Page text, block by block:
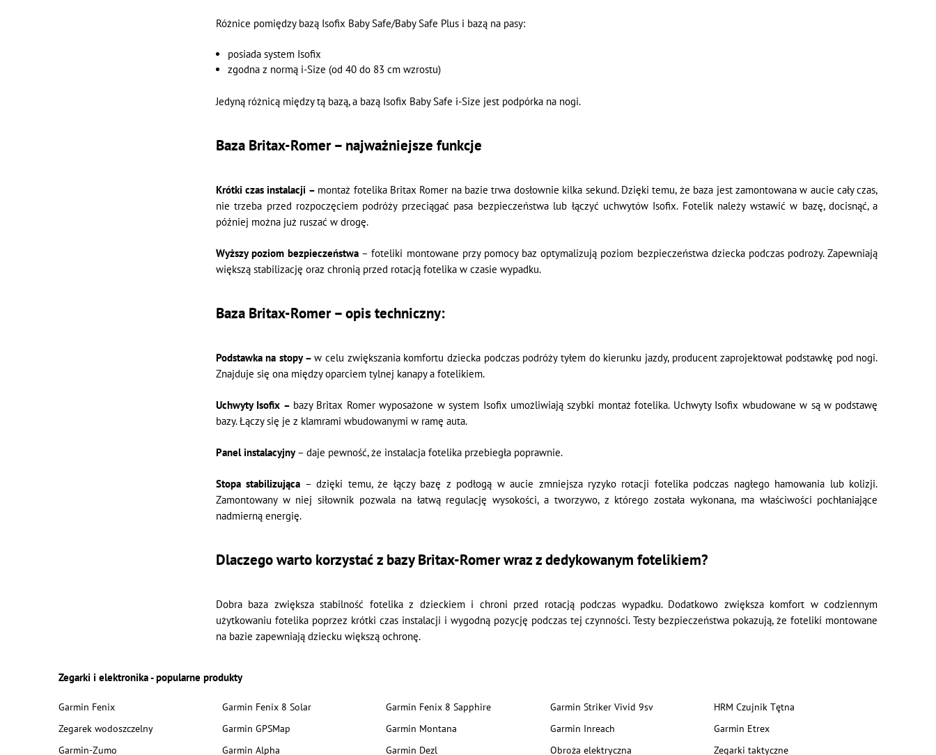
Różnice pomiędzy bazą Isofix Baby Safe/Baby Safe Plus i bazą na pasy:
posiada system Isofix
zgodna z normą i-Size (od 40 do 83 cm wzrostu)
Jedyną różnicą między tą bazą, a bazą Isofix Baby Safe i-Size jest podpórka na nogi.
Baza Britax-Romer – najważniejsze funkcje
Krótki czas instalacji – montaż fotelika Britax Romer na bazie trwa dosłownie kilka sekund. Dzięki temu, że baza jest zamontowana w aucie cały czas,
nie trzeba przed rozpoczęciem podróży przeciągać pasa bezpieczeństwa lub łączyć uchwytów Isofix. Fotelik należy wstawić w bazę, docisnąć, a
później można już ruszać w drogę.
Wyższy poziom bezpieczeństwa – foteliki montowane przy pomocy baz optymalizują poziom bezpieczeństwa dziecka podczas podroży. Zapewniają
większą stabilizację oraz chronią przed rotacją fotelika w czasie wypadku.
Baza Britax-Romer – opis techniczny:
Podstawka na stopy –w celu zwiększania komfortu dziecka podczas podróży tyłem do kierunku jazdy, producent zaprojektował podstawkę pod nogi.
Znajduje się ona między oparciem tylnej kanapy a fotelikiem.
Uchwyty Isofix – bazy Britax Romer wyposażone w system Isofix umożliwiają szybki montaż fotelika. Uchwyty Isofix wbudowane w są w podstawę
bazy. Łączy się je z klamrami wbudowanymi w ramę auta.
Panel instalacyjny– daje pewność, że instalacja fotelika przebiegła poprawnie.
Stopa stabilizująca – dzięki temu, że łączy bazę z podłogą w aucie zmniejsza ryzyko rotacji fotelika podczas nagłego hamowania lub kolizji.
Zamontowany w niej siłownik pozwala na łatwą regulację wysokości, a tworzywo, z którego została wykonana, ma właściwości pochłaniające
nadmierną energię.
Dlaczego warto korzystać z bazy Britax-Romer wraz z dedykowanym fotelikiem?
Dobra baza zwiększa stabilność fotelika z dzieckiem i chroni przed rotacją podczas wypadku. Dodatkowo zwiększa komfort w codziennym
użytkowaniu fotelika poprzez krótki czas instalacji i wygodną pozycję podczas tej czynności. Testy bezpieczeństwa pokazują, że foteliki montowane
na bazie zapewniają dziecku większą ochronę.
Zegarki i elektronika - popularne produkty
Garmin Fenix Garmin Fenix 8 Solar Garmin Fenix 8 Sapphire Garmin Striker Vivid 9sv
HRM Czujnik Tętna
Zegarek wodoszczelny
Garmin GPSMap Garmin Montana Garmin Inreach
Garmin Etrex
Garmin-Zumo
Garmin Alpha Garmin Dezl Obroża elektryczna Zegarki taktyczne